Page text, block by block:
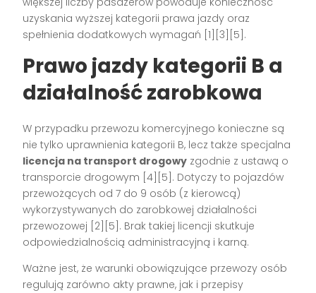
uzyskania wyższej kategorii prawa jazdy oraz
spełnienia dodatkowych wymagań [1][3][5] .
Prawo jazdy kategorii B a
działalność zarobkowa
W przypadku przewozu komercyjnego konieczne są
nie tylko uprawnienia kategorii B, lecz także specjalna
licencja na transport drogowy zgodnie z ustawą o
transporcie drogowym [4][5] . Dotyczy to pojazdów
przewożących od 7 do 9 osób (z kierowcą)
wykorzystywanych do zarobkowej działalności
przewozowej [2][5] . Brak takiej licencji skutkuje
odpowiedzialnością administracyjną i karną.
Ważne jest, że warunki obowiązujące przewozy osób
regulują zarówno akty prawne, jak i przepisy